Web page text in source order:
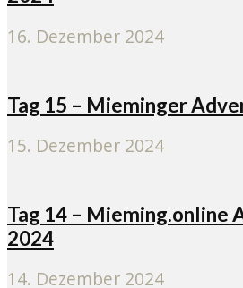
16. Dezember 2024
Tag 15 – Mieminger
15. Dezember 2024
Tag 14 – Mieming.online
2024
14. Dezember 2024